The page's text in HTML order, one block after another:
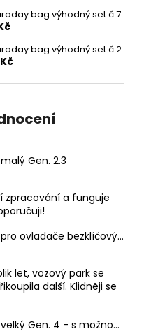
bag výhodný set č.7
bag výhodný set č.2
Gen. 2.3
je 5 z 5 hvězdiček.
zpracování a funguje
FWR Faraday bag pro ovladače bezklíčových systémů vozidel
je 5 z 5 hvězdiček.
let, vozový park se
další. Klidněji se
FWR Faraday bag velký Gen. 4 - s možností zaplombování